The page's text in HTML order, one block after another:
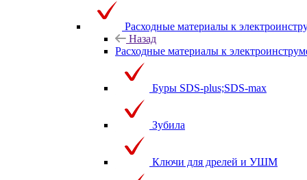
Расходные материалы к
Назад
Расходные материалы к
Буры SDS-plus;SDS-max
Зубила
Ключи для дрелей и УШМ